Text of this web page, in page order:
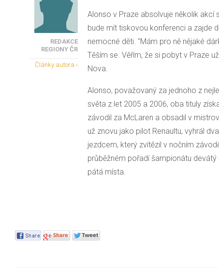
REDAKCE
REGIONY ČR
Články autora ›
Alonso v Praze absolvuje několik
bude mít tiskovou konferenci a zajde
nemocné děti. "Mám pro ně nějaké
Těším se. Věřím, že si pobyt v Praze
Nova.
Alonso, považovaný za jednoho z
světa z let 2005 a 2006, oba tituly
závodil za McLaren a obsadil v
už znovu jako pilot Renaultu, vyhrál
jezdcem, který zvítězil v nočním
průběžném pořadí šampionátu
pátá místa.